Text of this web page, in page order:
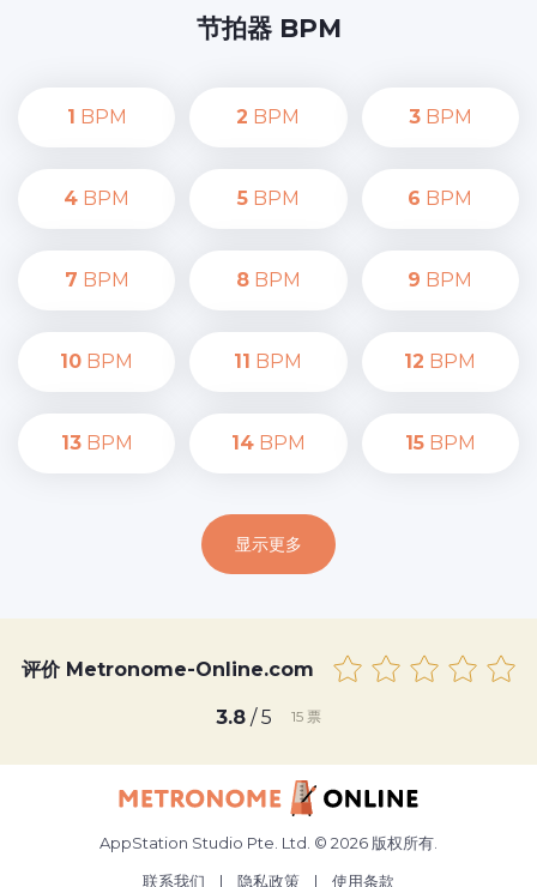
节拍器 BPM
1 BPM 2 BPM 3BPM
4 BPM 5BPM 6 BPM
7 BPM 8BPM 9 BPM
10 BPM 11 BPM 12 BPM
13BPM 14BPM 15BPM
显示更多
评价 Metronome-Online.com
3.8 / 5 15 票
AppStation Studio Pte. Ltd. © 2026 版权所有.
联系我们
| 隐私政策 | 使用条款